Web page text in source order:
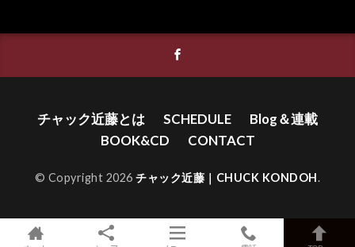
チャック近藤とは SCHEDULE
Blog＆連載
BOOK&CD
CONTACT
© Copyright 2026チャック近藤｜CHUCK KONDOH.